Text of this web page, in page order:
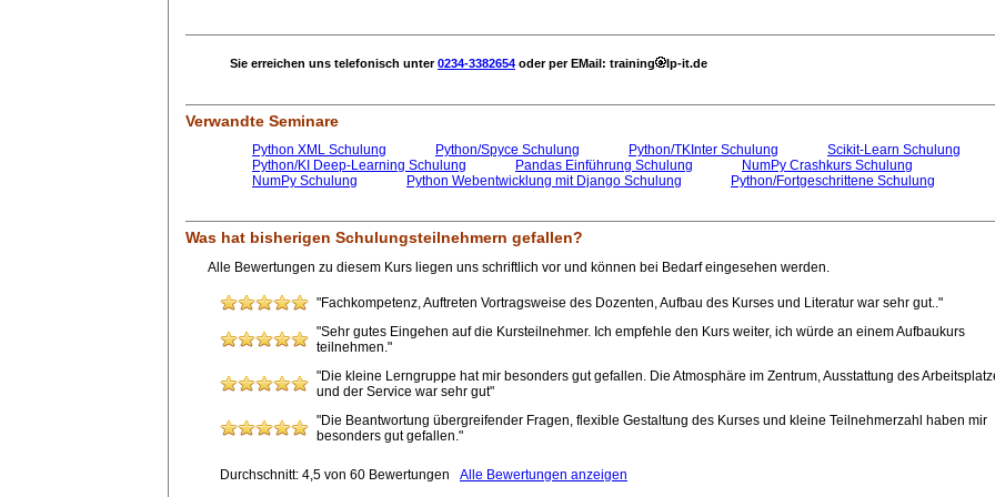
Sie erreichen uns telefonisch unter0234-3382654 oder per EMail: training lp-it.de
Verwandte Seminare
Python XML Schulung Python/Spyce Schulung Python/TKInter Schulung
Scikit-Learn Schulung
Python/KI Deep-Learning Schulung
Pandas Einführung Schulung
NumPy Crashkurs Schulung
NumPy Schulung
Python Webentwicklung mit Django Schulung Python/Fortgeschrittene Schulung
Was hat bisherigen Schulungsteilnehmern gefallen?
Alle Bewertungen zu diesem Kurs liegen uns schriftlich vor und können bei Bedarf eingesehen werden.
"Fachkompetenz, Auftreten Vortragsweise des Dozenten, Aufbau des Kurses und Literatur war sehr gut.."
"Sehr gutes Eingehen auf die Kursteilnehmer. Ich empfehle den Kurs weiter, ich würde an einem Aufbaukurs
teilnehmen."
"Die kleine Lerngruppe hat mir besonders gut gefallen. Die Atmosphäre im Zentrum, Ausstattung des
und der Service war sehr gut"
"Die Beantwortung übergreifender Fragen, flexible Gestaltung des Kurses und kleine Teilnehmerzahl haben mir
besonders gut gefallen."
Durchschnitt: 4,5 von 60 Bewertungen Alle Bewertungen anzeigen